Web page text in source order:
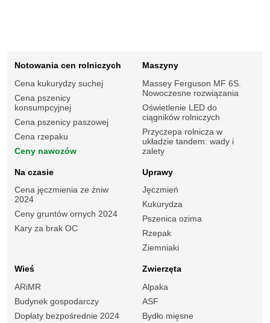
Notowania cen rolniczych
Cena kukurydzy suchej
Cena pszenicy
konsumpcyjnej
Cena pszenicy paszowej
Cena rzepaku
Ceny nawozów
Maszyny
Massey Ferguson MF 6S.
Nowoczesne rozwiązania
Oświetlenie LED do
ciągników rolniczych
Przyczepa rolnicza w
układzie tandem: wady i
zalety
Na czasie
Cena jęczmienia ze żniw
2024
Ceny gruntów ornych 2024
Kary za brak OC
Uprawy
Jęczmień
Kukurydza
Pszenica ozima
Rzepak
Ziemniaki
Wieś
ARiMR
Budynek gospodarczy
Dopłaty bezpośrednie 2024
Zwierzęta
Alpaka
ASF
Bydło mięsne